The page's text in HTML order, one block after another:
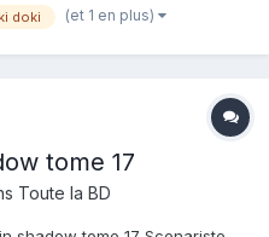
lieutenants de Diabolos.. voici
doki (et 1 en plus)
tome 17
Toute la BD